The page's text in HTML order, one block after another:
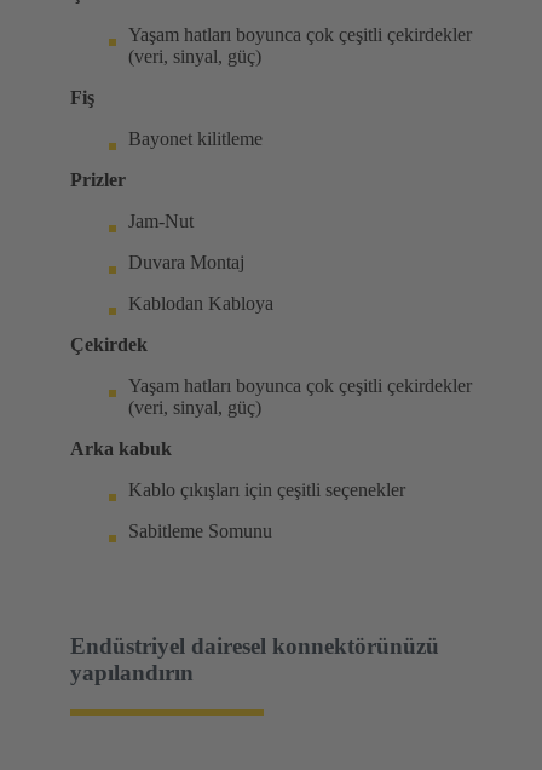
Yaşam hatları boyunca çok çeşitli çekirdekler
(veri, sinyal, güç)
Fiş
Bayonet kilitleme
Prizler
Jam-Nut
Duvara Montaj
Kablodan Kabloya
Çekirdek
Yaşam hatları boyunca çok çeşitli çekirdekler
(veri, sinyal, güç)
Arka kabuk
Kablo çıkışları için çeşitli seçenekler
Sabitleme Somunu
Endüstriyel dairesel konnektörünüzü
yapılandırın